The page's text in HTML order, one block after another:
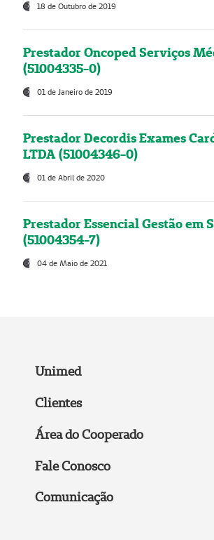
18 de Outubro de 2019
Prestador Oncoped Serviços
(51004335-0)
01 de Janeiro de 2019
Prestador Decordis Exames
LTDA (51004346-0)
01 de Abril de 2020
Prestador Essencial Gestão em
(51004354-7)
04 de Maio de 2021
Unimed
Clientes
Área do Cooperado
Fale Conosco
Comunicação